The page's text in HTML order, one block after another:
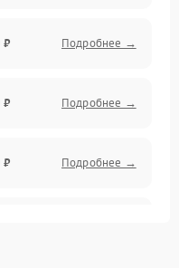
₽ Подробнее →
₽ Подробнее →
₽ Подробнее →